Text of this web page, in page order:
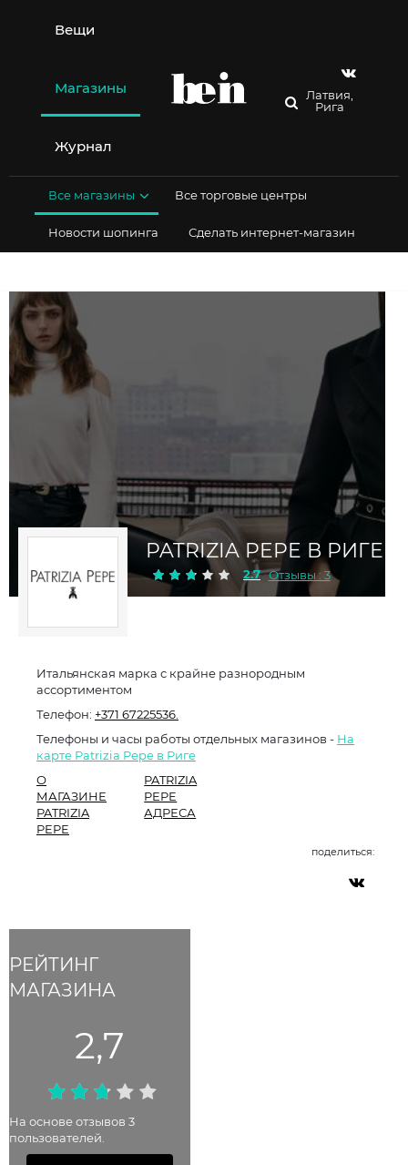
содержимому
Вещи
Магазины
Журнал
Латвия,
Рига
Все магазины Все торговые центры
Новости шопинга Сделать интернет-магазин
PATRIZIA PEPE В РИГЕ
2.7 Отзывы : 3
РЕЙТИНГ
МАГАЗИНА
2,7
На основе отзывов 3
пользователей.
Итальянская марка с крайне разнородным
ассортиментом
Телефон: +371 67225536.
Телефоны и часы работы отдельных магазинов - На
карте Patrizia Pepe в Риге
О
МАГАЗИНЕ
PATRIZIA
PEPE
PATRIZIA
PEPE
АДРЕСА
поделиться: